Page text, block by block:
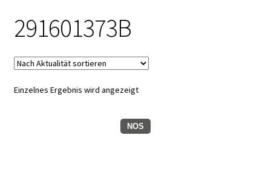
Click & Collect – Abholung vor Ort
Datenschutz
Impressum
291601373B
Einzelnes Ergebnis wird angezeigt
NOS